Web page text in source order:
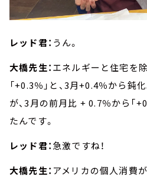
レッド君： うん。
大橋先生：エネルギーと住宅を
「+0.3％」と、3月+0.4％から鈍
が、3月の前月比 + 0.7％から「
たんです。
レッド君：急激ですね！
大橋先生： アメリカの個人消費